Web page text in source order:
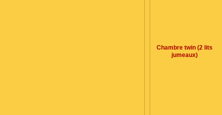
Chambre twin (2 lits
jumeaux)